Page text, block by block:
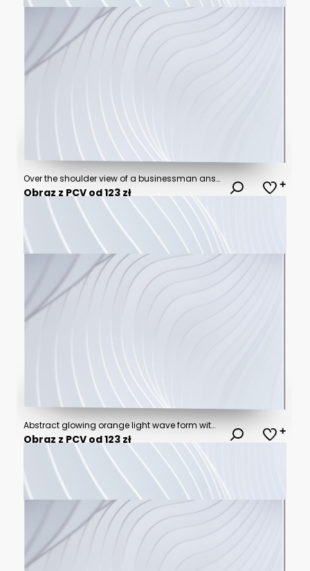
Over the shoulder view of a businessman answering questions during a corporate interview with a female journalist while a cameraman shoots broadcast video in a bright office
Obraz z PCV od 123 zł
Abstract glowing orange light wave form with soft blurred gradient and dark atmospheric texture
Obraz z PCV od 123 zł